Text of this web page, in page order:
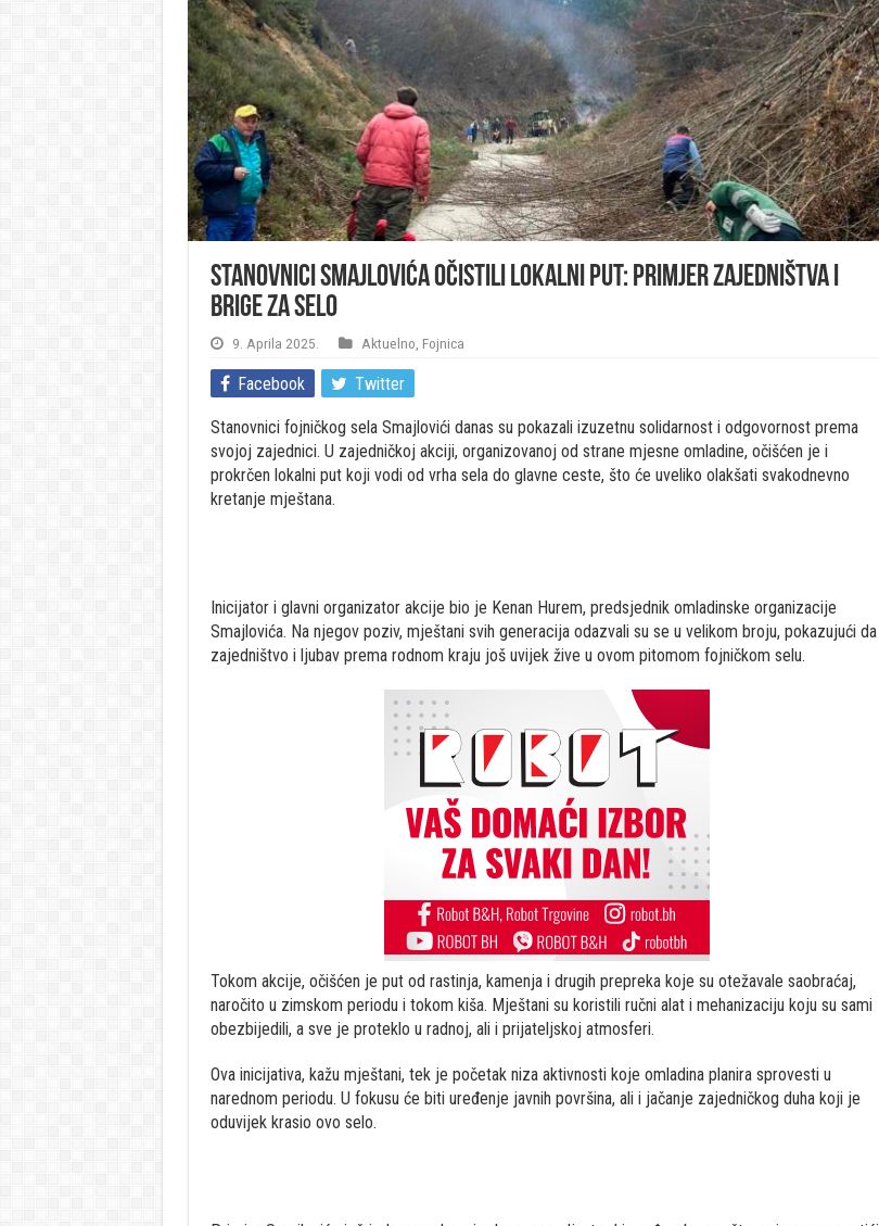
Stanovnici Smajlovića očistili lokalni put: Primjer zajedništva i
brige za selo
9. Aprila 2025. Aktuelno Fojnica
Facebook Twitter
Stanovnici fojničkog sela Smajlovići danas su pokazali izuzetnu solidarnost i odgovornost prema
svojoj zajednici. U zajedničkoj akciji, organizovanoj od strane mjesne omladine, očišćen je i
prokrčen lokalni put koji vodi od vrha sela do glavne ceste, što će uveliko olakšati svakodnevno
kretanje mještana.
Inicijator i glavni organizator akcije bio je Kenan Hurem, predsjednik omladinske organizacije
Smajlovića. Na njegov poziv, mještani svih generacija odazvali su se u velikom broju, pokazujući da
zajedništvo i ljubav prema rodnom kraju još uvijek žive u ovom pitomom fojničkom selu.
Tokom akcije, očišćen je put od rastinja, kamenja i drugih prepreka koje su otežavale saobraćaj,
naročito u zimskom periodu i tokom kiša. Mještani su koristili ručni alat i mehanizaciju koju su sami
obezbijedili, a sve je proteklo u radnoj, ali i prijateljskoj atmosferi.
Ova inicijativa, kažu mještani, tek je početak niza aktivnosti koje omladina planira sprovesti u
narednom periodu. U fokusu će biti uređenje javnih površina, ali i jačanje zajedničkog duha koji je
oduvijek krasio ovo selo.